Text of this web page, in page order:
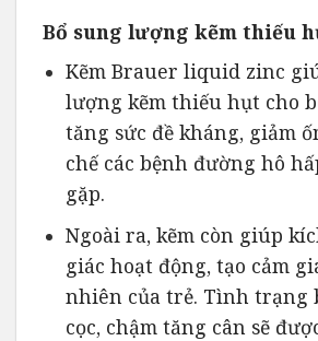
Bổ sung lượng kẽm thiếu
Kẽm Brauer liquid zinc
lượng kẽm thiếu hụt cho
tăng sức đề kháng, giảm
chế các bệnh đường hô
gặp.
Ngoài ra, kẽm còn giúp
giác hoạt động, tạo cảm
nhiên của trẻ. Tình trạng
cọc, chậm tăng cân sẽ